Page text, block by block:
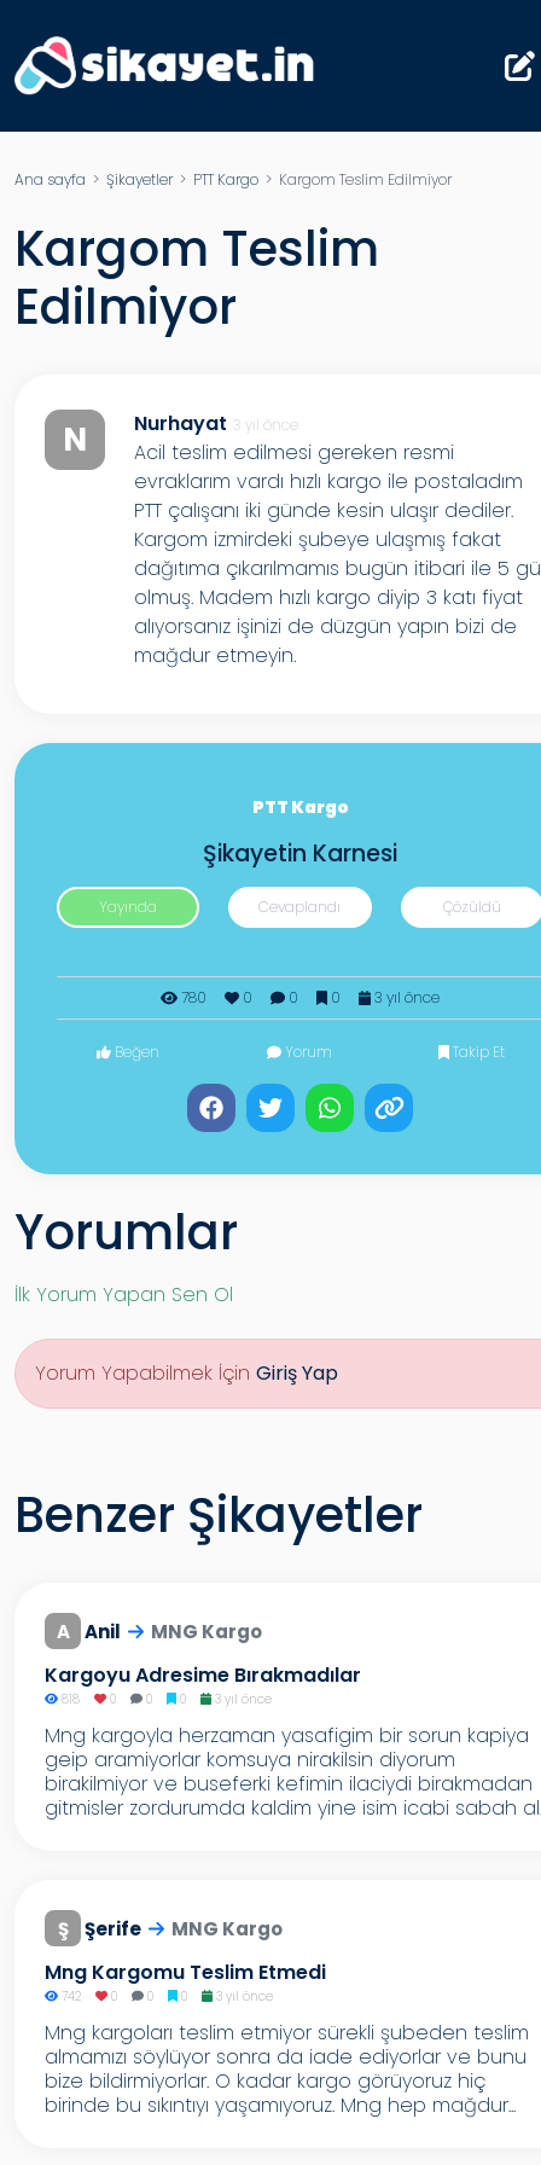
Ana sayfa > Şikayetler> PTT Kargo > Kargom Teslim Edilmiyor
Kargom Teslim
Edilmiyor
N Nurhayat 3 yıl önce
Acil teslim edilmesi gereken resmi
evraklarım vardı hızlı kargo ile postaladım
PTT çalışanı iki günde kesin ulaşır dediler.
Kargom izmirdeki şubeye ulaşmış fakat
dağıtıma çıkarılmamıs bugün itibari ile 5
olmuş. Madem hızlı kargo diyip 3 katı fiyat
alıyorsanız işinizi de düzgün yapın bizi de
mağdur etmeyin.
PTT Kargo
Şikayetin Karnesi
Yayında Cevaplandı Çözüldü
780 0 0 0 3 yıl önce
Beğen Yorum Takip Et
Yorumlar
İlk Yorum Yapan Sen Ol
Yorum Yapabilmek İçin Giriş Yap
Benzer Şikayetler
A Anil MNG Kargo
Kargoyu Adresime Bırakmadılar
818 0 0 0 3 yıl önce
Mng kargoyla herzaman yasafigim bir sorun kapiya
geip aramiyorlar komsuya nirakilsin diyorum
birakilmiyor ve buseferki kefimin ilaciydi birakmadan
gitmisler zordurumda kaldim yine isim icabi sabah
Ş Şerife MNG Kargo
Mng Kargomu Teslim Etmedi
742 0 0 0 3 yıl önce
Mng kargoları teslim etmiyor sürekli şubeden teslim
almamızı söylüyor sonra da iade ediyorlar ve bunu
bize bildirmiyorlar. O kadar kargo görüyoruz hiç
birinde bu sıkıntıyı yaşamıyoruz. Mng hep mağdur...